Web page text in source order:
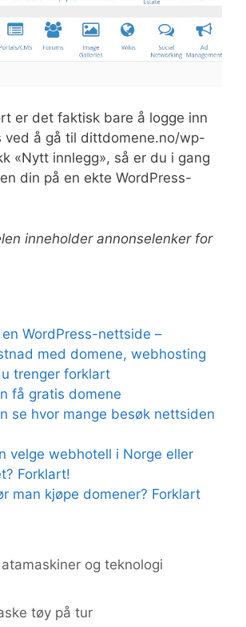
er det faktisk bare å logge inn
ved å gå til dittdomene.no/wp-
«Nytt innlegg», så er du i gang
din på en ekte WordPress-
inneholder annonselenker for
WordPress-nettside –
med domene, webhosting
trenger forklart
få gratis domene
se hvor mange besøk nettsiden
velge webhotell i Norge eller
Forklart!
man kjøpe domener? Forklart
og teknologi
tøy på tur